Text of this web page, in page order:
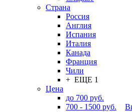
Страна
Россия
Англия
Испания
Италия
Канада
Франция
Чили
+ ЕЩЕ 1
Цена
до 700 руб.
700 - 1500 руб.